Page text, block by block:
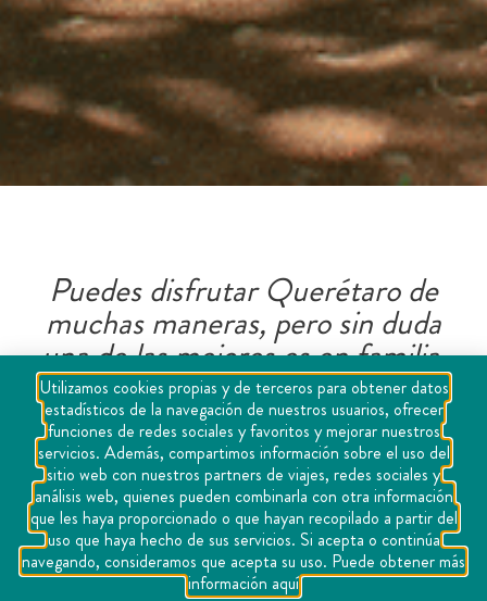
Puedes disfrutar Querétaro de
muchas maneras, pero sin duda
una de las mejores es en familia.
Su historia, su cultura, su
vanguardia, su vocación por ser el
destino del futuro ofrece
experiencias para que chicos y
grandes pueden apreciar y que
hará de este uno de tus lugares
favoritos para venir con quienes
Utilizamos cookies propias y de terceros para obtener datos
estadísticos de la navegación de nuestros usuarios, ofrecer
funciones de redes sociales y favoritos y mejorar nuestros
servicios. Además, compartimos información sobre el uso del
sitio web con nuestros partners de viajes, redes sociales y
análisis web, quienes pueden combinarla con otra información
que les haya proporcionado o que hayan recopilado a partir del
uso que haya hecho de sus servicios. Si acepta o continúa
navegando, consideramos que acepta su uso. Puede obtener más
información aquí